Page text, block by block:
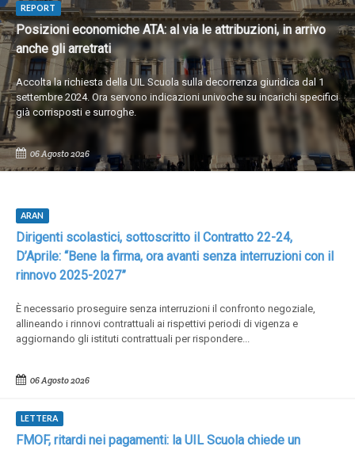
REPORT
Posizioni economiche ATA: al via le attribuzioni, in arrivo
anche gli arretrati
Accolta la richiesta della UIL Scuola sulla decorrenza giuridica dal 1
settembre 2024. Ora servono indicazioni univoche su incarichi specifici
già corrisposti e surroghe.
06 Agosto 2026
ARAN
Dirigenti scolastici, sottoscritto il Contratto 22-24,
D’Aprile: “Bene la firma, ora avanti senza interruzioni con il
rinnovo 2025-2027”
È necessario proseguire senza interruzioni il confronto negoziale,
allineando i rinnovi contrattuali ai rispettivi periodi di vigenza e
aggiornando gli istituti contrattuali per rispondere...
06 Agosto 2026
LETTERA
FMOF, ritardi nei pagamenti: la UIL Scuola chiede un